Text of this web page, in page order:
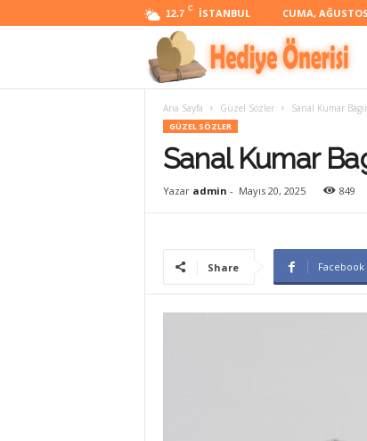
12.7 C İSTANBUL CUMA,
Ana Sayfa Güzel Sözler Sanal Kumar
GÜZEL SÖZLER
Sanal Kumar
Yazar admin - Mayıs 20, 2025 849
Share Facebook